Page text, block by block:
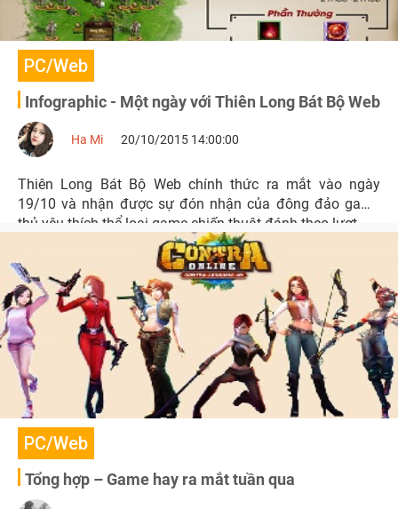
PC/Web
Infographic - Một ngày với Thiên Long Bát Bộ Web
Ha Mi 20/10/2015 14:00:00
Thiên Long Bát Bộ Web chính thức ra mắt vào ngày
19/10 và nhận được sự đón nhận của đông đảo game
thủ yêu thích thể loại game chiến thuật đánh theo lượt.
PC/Web
Tổng hợp – Game hay ra mắt tuần qua